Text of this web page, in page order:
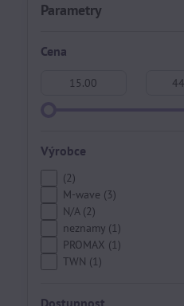
Parametry
Cena
Výrobce
(2)
M-wave (3)
N/A (2)
neznamy (1)
PROMAX (1)
TWN (1)
Dostupnost